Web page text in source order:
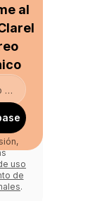
al
uso
de
.